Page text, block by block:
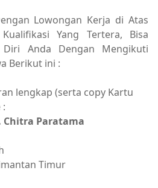
Lowongan Kerja di Atas
Yang Tertera, Bisa
Diri Anda Dengan Mengikuti
Berikut ini :
lengkap (serta copy Kartu
:
Chitra Paratama
Timur